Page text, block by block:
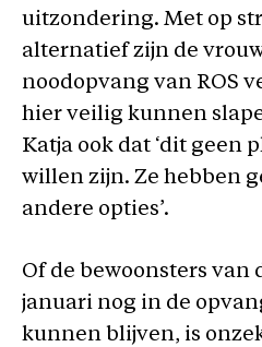
uitzondering. Met op
alternatief zijn de
noodopvang van ROS
hier veilig kunnen
Katja ook dat ‘dit geen
willen zijn. Ze hebben
andere opties’.
Of de bewoonsters van
januari nog in de
kunnen blijven, is